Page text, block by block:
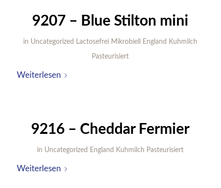
9207 – Blue Stilton mini
in Uncategorized Lactosefrei Mikrobiell England Kuhmilch
Pasteurisiert
Weiterlesen
9216 – Cheddar Fermier
in Uncategorized England Kuhmilch Pasteurisiert
Weiterlesen